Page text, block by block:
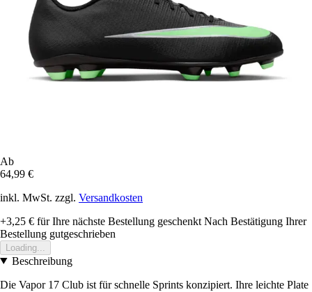
Ab
64,99 €
inkl. MwSt. zzgl. Versandkosten
+3,25 € für Ihre nächste Bestellung geschenkt Nach Bestätigung Ihrer
Bestellung gutgeschrieben
Loading...
Beschreibung
Die Vapor 17 Club ist für schnelle Sprints konzipiert. Ihre leichte Plate